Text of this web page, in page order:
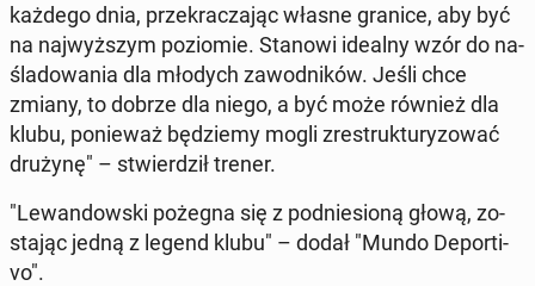
każdego dnia, prze­kra­cza­jąc własne granice, aby być
na naj­wyż­szym po­zio­mie. Stanowi idealny wzór do na­
śla­do­wa­nia dla młodych za­wod­ni­ków. Jeśli chce
zmiany, to dobrze dla niego, a być może również dla
klubu, po­nie­waż bę­dzie­my mogli zre­struk­tu­ry­zo­wać
drużynę" – stwier­dził trener.
"Le­wan­dow­ski pożegna się z pod­nie­sio­ną głową, zo­
sta­jąc jedną z legend klubu" – dodał "Mundo De­por­ti­
vo".